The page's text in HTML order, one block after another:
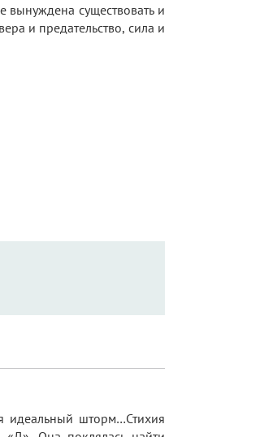
существовать и
и предательство, сила и
идеальный шторм…Стихия